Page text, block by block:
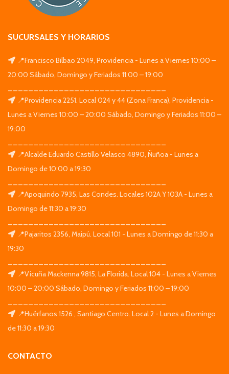
SUCURSALES Y HORARIOS
📍Francisco Bilbao 2049, Providencia - Lunes a Viernes 10:00 –
20:00 Sábado, Domingo y Feriados 11:00 – 19:00
📍Providencia 2251. Local 024 y 44 (Zona Franca), Providencia -
Lunes a Viernes 10:00 – 20:00 Sábado, Domingo y Feriados 11:00 –
19:00
📍Alcalde Eduardo Castillo Velasco 4890, Ñuñoa - Lunes a
Domingo de 10:00 a 19:30
📍Apoquindo 7935, Las Condes. Locales 102A Y 103A - Lunes a
Domingo de 11:30 a 19:30
📍Pajaritos 2356, Maipú. Local 101 - Lunes a Domingo de 11:30 a
19:30
📍Vicuña Mackenna 9815, La Florida. Local 104 - Lunes a Viernes
10:00 – 20:00 Sábado, Domingo y Feriados 11:00 – 19:00
📍Huérfanos 1526 , Santiago Centro. Local 2 - Lunes a Domingo
de 11:30 a 19:30
CONTACTO